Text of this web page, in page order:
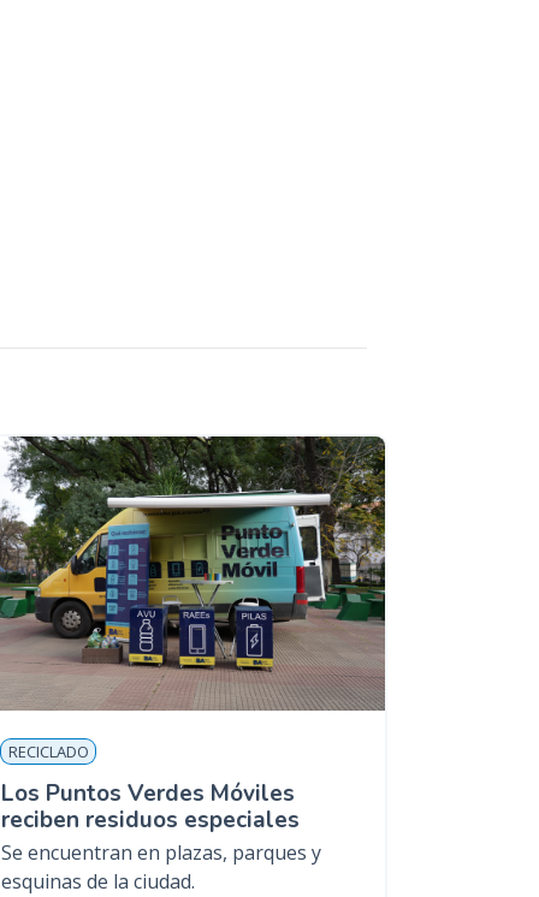
RECICLADO
Los Puntos Verdes Móviles
reciben residuos especiales
Se encuentran en plazas, parques y
esquinas de la ciudad.